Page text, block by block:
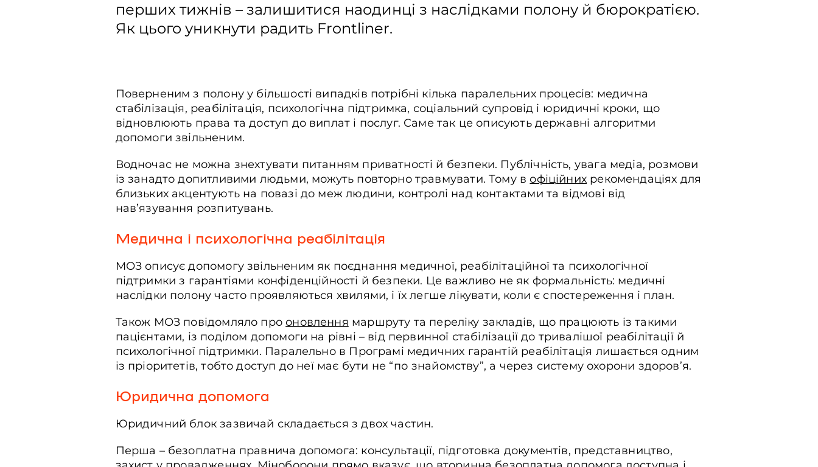
перших тижнів – залишитися наодинці з наслідками полону й бюрократією.
Як цього уникнути радить Frontliner.
Поверненим з полону у більшості випадків потрібні кілька паралельних процесів: медична
стабілізація, реабілітація, психологічна підтримка, соціальний супровід і юридичні кроки, що
відновлюють права та доступ до виплат і послуг. Саме так це описують державні алгоритми
допомоги звільненим.
Водночас не можна знехтувати питанням приватності й безпеки. Публічність, увага медіа, розмови
із занадто допитливими людьми, можуть повторно травмувати. Тому в офіційних рекомендаціях для
близьких акцентують на повазі до меж людини, контролі над контактами та відмові від
нав’язування розпитувань.
Медична і психологічна реабілітація
МОЗ описує допомогу звільненим як поєднання медичної, реабілітаційної та психологічної
підтримки з гарантіями конфіденційності й безпеки. Це важливо не як формальність: медичні
наслідки полону часто проявляються хвилями, і їх легше лікувати, коли є спостереження і план.
Також МОЗ повідомляло про оновлення маршруту та переліку закладів, що працюють із такими
пацієнтами, із поділом допомоги на рівні – від первинної стабілізації до тривалішої реабілітації й
психологічної підтримки. Паралельно в Програмі медичних гарантій реабілітація лишається одним
із пріоритетів, тобто доступ до неї має бути не “по знайомству”, а через систему охорони здоров’я.
Юридична допомога
Юридичний блок зазвичай складається з двох частин.
Перша – безоплатна правнича допомога: консультації, підготовка документів, представництво,